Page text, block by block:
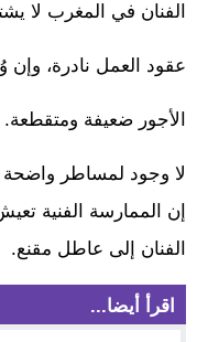
الفنان في المغرب لا
عقود العمل نادرة،
الأجور ضعيفة ومتقطعة.
لا وجود لمساطر
إن الممارسة الفنية
الفنان إلى عاطل مقنع.
اقرأ أيضا...